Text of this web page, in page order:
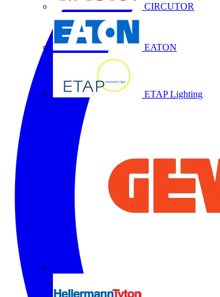
CIRCUTOR
EATON
ETAP Lighting